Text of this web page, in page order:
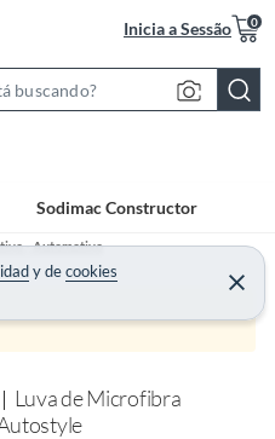
Inicia a Sessão 0
S
c
h
B
Sodimac Constructor
ydecookies
- Automotivo
Luva de Microfibra